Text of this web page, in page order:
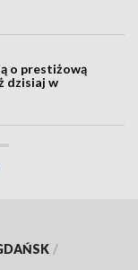
o prestiżową
dzisiaj w
/